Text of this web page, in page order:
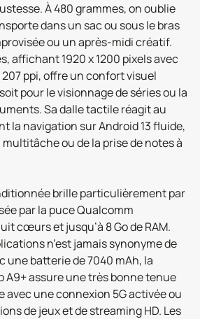
À 480 grammes, on oublie
dans un sac ou sous le bras
ou un après-midi créatif.
affichant 1920 x 1200 pixels avec
ppi, offre un confort visuel
pour le visionnage de séries ou la
Sa dalle tactile réagit au
la navigation sur Android 13 fluide,
multitâche ou de la prise de notes à
brille particulièrement par
par la puce Qualcomm
cœurs et jusqu’à 8 Go de RAM.
n’est jamais synonyme de
une batterie de 7040 mAh, la
A9+ assure une très bonne tenue
avec une connexion 5G activée ou
de jeux et de streaming HD. Les